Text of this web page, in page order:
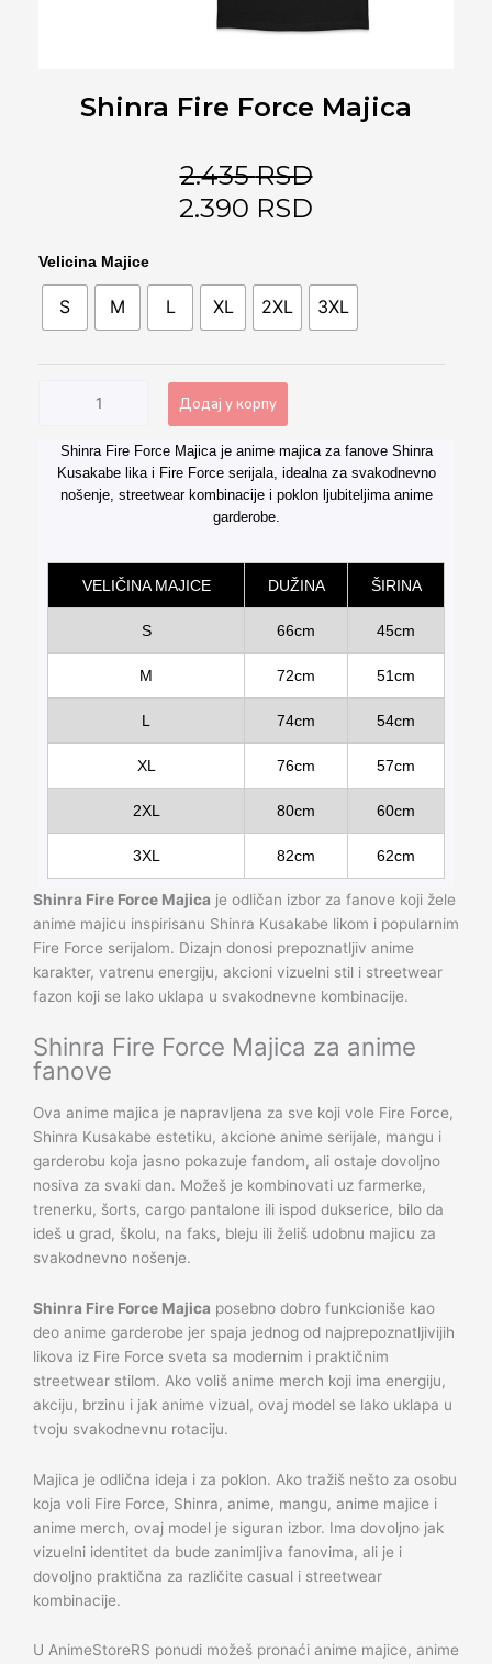
Shinra Fire Force Majica
2.435RSD
2.390 RSD
Velicina Majice
S M L XL 2XL 3XL
Shinra
Fire
Force
Majica
Додај у корпу
Alternative:
Shinra Fire Force Majica je anime majica za fanove Shinra
Kusakabe lika i Fire Force serijala, idealna za svakodnevno
nošenje, streetwear kombinacije i poklon ljubiteljima anime
garderobe.
VELIČINA MAJICE DUŽINA ŠIRINA
S 66cm 45cm
M 72cm 51cm
L 74cm 54cm
XL 76cm 57cm
2XL 80cm 60cm
3XL 82cm 62cm
Shinra Fire Force Majica je odličan izbor za fanove koji žele
anime majicu inspirisanu Shinra Kusakabe likom i popularnim
Fire Force serijalom. Dizajn donosi prepoznatljiv anime
karakter, vatrenu energiju, akcioni vizuelni stil i streetwear
fazon koji se lako uklapa u svakodnevne kombinacije.
Shinra Fire Force Majica za anime
fanove
Ova anime majica je napravljena za sve koji vole Fire Force,
Shinra Kusakabe estetiku, akcione anime serijale, mangu i
garderobu koja jasno pokazuje fandom, ali ostaje dovoljno
nosiva za svaki dan. Možeš je kombinovati uz farmerke,
trenerku, šorts, cargo pantalone ili ispod dukserice, bilo da
ideš u grad, školu, na faks, bleju ili želiš udobnu majicu za
svakodnevno nošenje.
Shinra Fire Force Majica posebno dobro funkcioniše kao
deo anime garderobe jer spaja jednog od najprepoznatljivijih
likova iz Fire Force sveta sa modernim i praktičnim
streetwear stilom. Ako voliš anime merch koji ima energiju,
akciju, brzinu i jak anime vizual, ovaj model se lako uklapa u
tvoju svakodnevnu rotaciju.
Majica je odlična ideja i za poklon. Ako tražiš nešto za osobu
koja voli Fire Force, Shinra, anime, mangu, anime majice i
anime merch, ovaj model je siguran izbor. Ima dovoljno jak
vizuelni identitet da bude zanimljiva fanovima, ali je i
dovoljno praktična za različite casual i streetwear
kombinacije.
U AnimeStoreRS ponudi možeš pronaći anime majice, anime